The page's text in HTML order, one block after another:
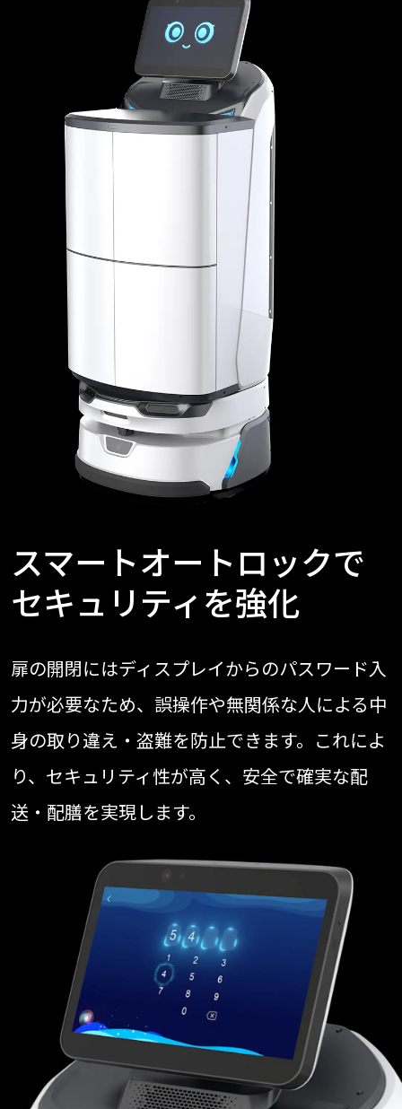
スマートオートロックで
セキュリティを強化
扉の開閉にはディスプレイからのパスワード入
力が必要なため、誤操作や無関係な人による中
身の取り違え・盗難を防止できます。これによ
り、セキュリティ性が高く、安全で確実な配
送・配膳を実現します。